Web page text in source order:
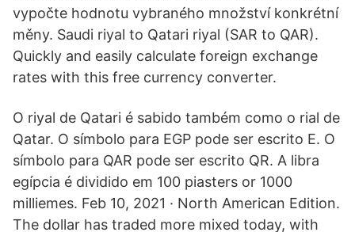
vypočte hodnotu vybraného množství konkrétní
měny. Saudi riyal to Qatari riyal (SAR to QAR).
Quickly and easily calculate foreign exchange
rates with this free currency converter.
O riyal de Qatari é sabido também como o rial de
Qatar. O símbolo para EGP pode ser escrito E. O
símbolo para QAR pode ser escrito QR. A libra
egípcia é dividido em 100 piasters or 1000
milliemes. Feb 10, 2021 · North American Edition.
The dollar has traded more mixed today, with